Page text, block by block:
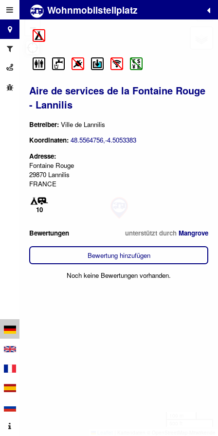
Wohnmobilstellplatz
Aire de services de la Fontaine Rouge
- Lannilis
Betreiber: Ville de Lannilis
Koordinaten: 48.5564756,-4.5053383
Adresse:
Fontaine Rouge
29870 Lannilis
FRANCE
10
Bewertungen unterstützt durch Mangrove
Bewertung hinzufügen
Noch keine Bewertungen vorhanden.
+
−